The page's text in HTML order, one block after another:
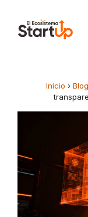
Inicio › Blog